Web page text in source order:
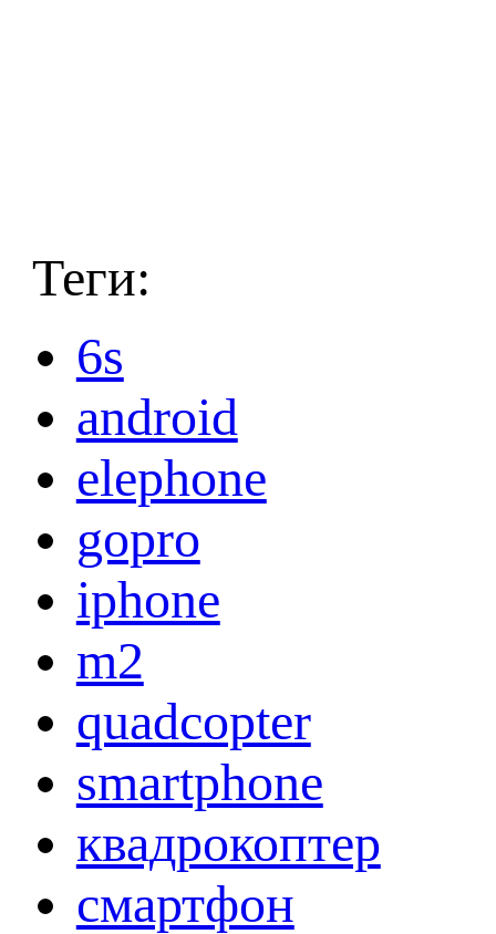
Теги:
6s
android
elephone
gopro
iphone
m2
quadcopter
smartphone
квадрокоптер
смартфон